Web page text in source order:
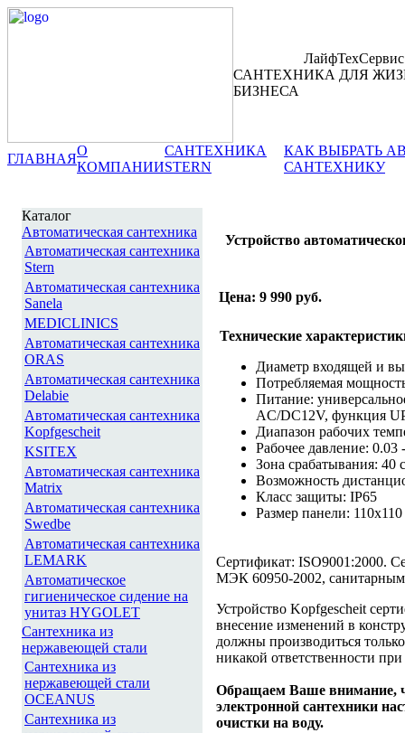
ЛайфТехСервис
САНТЕХНИКА ДЛЯ
БИЗНЕСА
ГЛАВНАЯ
О
КОМПАНИИ
САНТЕХНИКА
STERN
КАК ВЫБРАТЬ
САНТЕХНИКУ
Каталог
Автоматическая сантехника
Автоматическая сантехника
Stern
Автоматическая сантехника
Sanela
MEDICLINICS
Автоматическая сантехника
ORAS
Автоматическая сантехника
Delabie
Автоматическая сантехника
Kopfgescheit
KSITEX
Автоматическая сантехника
Matrix
Автоматическая сантехника
Swedbe
Автоматическая сантехника
LEMARK
Автоматическое
гигиеническое сидение на
унитаз HYGOLET
Сантехника из
нержавеющей стали
Сантехника из
нержавеющей стали
OCEANUS
Сантехника из
Устройство
Цена: 9 990 руб.
Технические
Диаметр входящей и
Потребляемая
Питание:
AC/DC12V, функция
Диапазон рабочих
Рабочее давление:
Зона срабатывания: 40
Возможность
Класс защиты: IP65
Размер панели:
Сертификат: ISO9001:2000.
МЭК 60950-2002,
Устройство Kopfgescheit
внесение изменений в
должны производиться
никакой ответственности
Обращаем Ваше внимание,
электронной сантехники
очистки на воду.